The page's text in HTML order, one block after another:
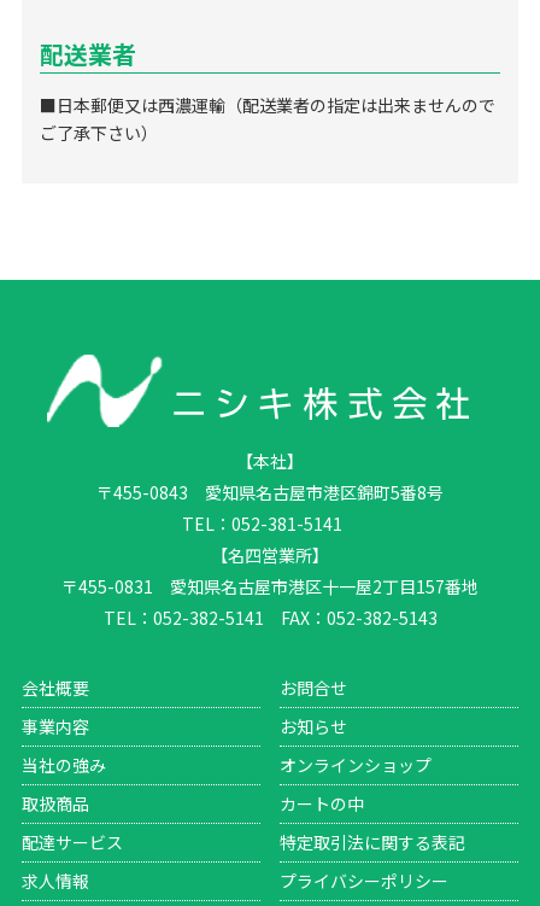
配送業者
■日本郵便又は西濃運輸（配送業者の指定は出来ませんので
ご了承下さい）
【本社】
〒455-0843 愛知県名古屋市港区錦町5番8号
TEL：052-381-5141
【名四営業所】
〒455-0831 愛知県名古屋市港区十一屋2丁目157番地
TEL：052-382-5141 FAX：052-382-5143
会社概要
事業内容
当社の強み
取扱商品
配達サービス
求人情報
お問合せ
お知らせ
オンラインショップ
カートの中
特定取引法に関する表記
プライバシーポリシー